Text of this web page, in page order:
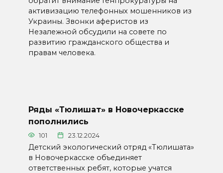
активизацию телефонных мошенников из
Украины. Звонки аферистов из
Незалежной обсудили на совете по
развитию гражданского общества и
правам человека.
Ряды «Тюлишат» в Новочеркасске
пополнились
101 23.12.2024
Детский экологический отряд «Тюлишата»
в Новочеркасске объединяет
ответственных ребят, которые учатся